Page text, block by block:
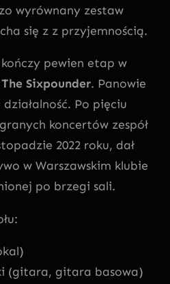
wyrównany zestaw
się z z przyjemnością.
pewien etap w
The Sixpounder. Panowie
Po pięciu
koncertów zespół
2022 roku, dał
w Warszawskim klubie
po brzegi sali.
(gitara, gitara basowa)